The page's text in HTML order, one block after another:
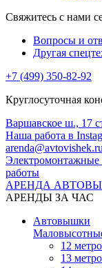
Свяжитесь с нами
Вопросы и
Другая
+7 (499) 350-82-92
Круглосуточная
Варшавское ш., 17
Наша работа в
arenda@avtovishek.ru
Электромонтажные
работы
АРЕНДА
АРЕНДЫ ЗА ЧАС
Автовышки
12
13